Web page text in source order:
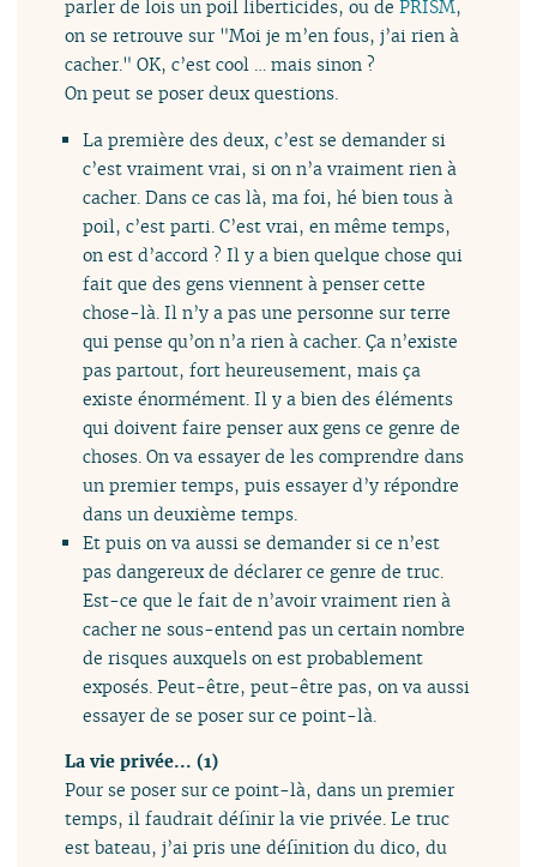
parler de lois un poil liberticides, ou dePRISM,
on se retrouve sur "Moi je m’en fous, j’ai rien à
cacher." OK, c’est cool … mais sinon ?
On peut se poser deux questions.
La première des deux, c’est se demander si
c’est vraiment vrai, si on n’a vraiment rien à
cacher. Dans ce cas là, ma foi, hé bien tous à
poil, c’est parti. C’est vrai, en même temps,
on est d’accord ? Il y a bien quelque chose qui
fait que des gens viennent à penser cette
chose-là. Il n’y a pas une personne sur terre
qui pense qu’on n’a rien à cacher. Ça n’existe
pas partout, fort heureusement, mais ça
existe énormément. Il y a bien des éléments
qui doivent faire penser aux gens ce genre de
choses. On va essayer de les comprendre dans
un premier temps, puis essayer d’y répondre
dans un deuxième temps.
Et puis on va aussi se demander si ce n’est
pas dangereux de déclarer ce genre de truc.
Est-ce que le fait de n’avoir vraiment rien à
cacher ne sous-entend pas un certain nombre
de risques auxquels on est probablement
exposés. Peut-être, peut-être pas, on va aussi
essayer de se poser sur ce point-là.
La vie privée... (1)
Pour se poser sur ce point-là, dans un premier
temps, il faudrait définir la vie privée. Le truc
est bateau, j’ai pris une définition du dico, du